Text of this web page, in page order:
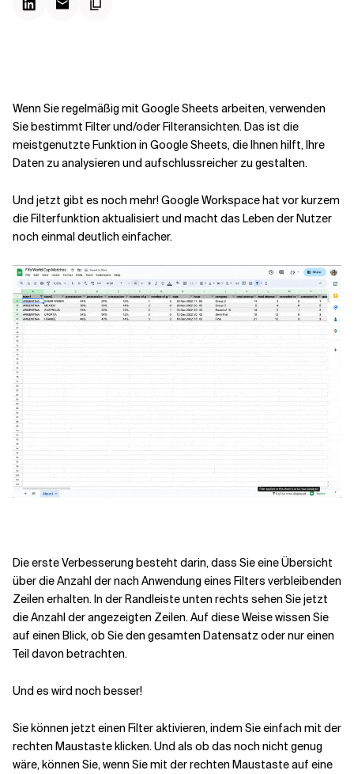
Verwandte Themen
Wenn Sie regelmäßig mit Google Sheets arbeiten, verwenden
Sie bestimmt Filter und/oder Filteransichten. Das ist die
meistgenutzte Funktion in Google Sheets, die Ihnen hilft, Ihre
Daten zu analysieren und aufschlussreicher zu gestalten.
Und jetzt gibt es noch mehr! Google Workspace hat vor kurzem
die Filterfunktion aktualisiert und macht das Leben der Nutzer
noch einmal deutlich einfacher.
Die erste Verbesserung besteht darin, dass Sie eine Übersicht
über die Anzahl der nach Anwendung eines Filters verbleibenden
Zeilen erhalten. In der Randleiste unten rechts sehen Sie jetzt
die Anzahl der angezeigten Zeilen. Auf diese Weise wissen Sie
auf einen Blick, ob Sie den gesamten Datensatz oder nur einen
Teil davon betrachten.
Und es wird noch besser!
Sie können jetzt einen Filter aktivieren, indem Sie einfach mit der
rechten Maustaste klicken. Und als ob das noch nicht genug
wäre, können Sie, wenn Sie mit der rechten Maustaste auf eine